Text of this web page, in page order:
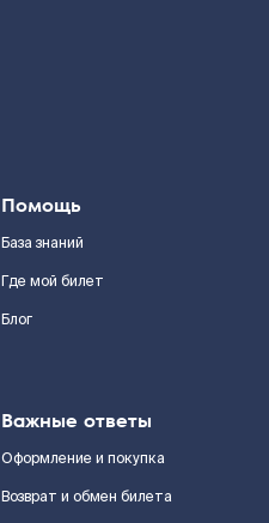
Помощь
База знаний
Где мой билет
Блог
Важные ответы
Оформление и покупка
Возврат и обмен билета